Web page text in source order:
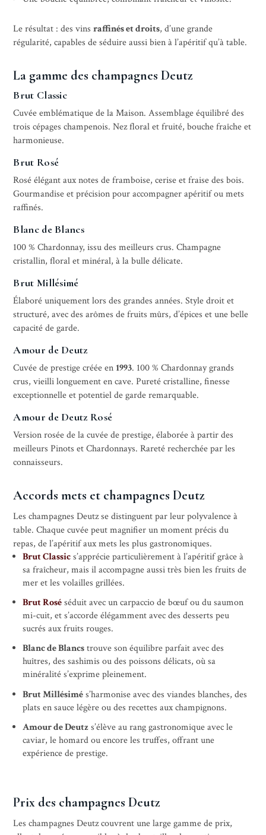
Le résultat : des vinsraffinés et droits, d’une grande
régularité, capables de séduire aussi bien à l’apéritif qu’à table.
La gamme des champagnes Deutz
Brut Classic
Cuvée emblématique de la Maison. Assemblage équilibré des
trois cépages champenois. Nez floral et fruité, bouche fraîche et
harmonieuse.
Brut Rosé
Rosé élégant aux notes de framboise, cerise et fraise des bois.
Gourmandise et précision pour accompagner apéritif ou mets
raffinés.
Blanc de Blancs
100 % Chardonnay, issu des meilleurs crus. Champagne
cristallin, floral et minéral, à la bulle délicate.
Brut Millésimé
Élaboré uniquement lors des grandes années. Style droit et
structuré, avec des arômes de fruits mûrs, d’épices et une belle
capacité de garde.
Amour de Deutz
Cuvée de prestige créée en1993. 100 % Chardonnay grands
crus, vieilli longuement en cave. Pureté cristalline, finesse
exceptionnelle et potentiel de garde remarquable.
Amour de Deutz Rosé
Version rosée de la cuvée de prestige, élaborée à partir des
meilleurs Pinots et Chardonnays. Rareté recherchée par les
connaisseurs.
Accords mets et champagnes Deutz
Les champagnes Deutz se distinguent par leur polyvalence à
table. Chaque cuvée peut magnifier un moment précis du
repas, de l’apéritif aux mets les plus gastronomiques.
Brut Classics’apprécie particulièrement à l’apéritif grâce à
sa fraîcheur, mais il accompagne aussi très bien les fruits de
mer et les volailles grillées.
Brut Roséséduit avec un carpaccio de bœuf ou du saumon
mi-cuit, et s’accorde élégamment avec des desserts peu
sucrés aux fruits rouges.
Blanc de Blancstrouve son équilibre parfait avec des
huîtres, des sashimis ou des poissons délicats, où sa
minéralité s’exprime pleinement.
Brut Millésimés’harmonise avec des viandes blanches, des
plats en sauce légère ou des recettes aux champignons.
Amour de Deutzs’élève au rang gastronomique avec le
caviar, le homard ou encore les truffes, offrant une
expérience de prestige.
Prix des champagnes Deutz
Les champagnes Deutz couvrent une large gamme de prix,